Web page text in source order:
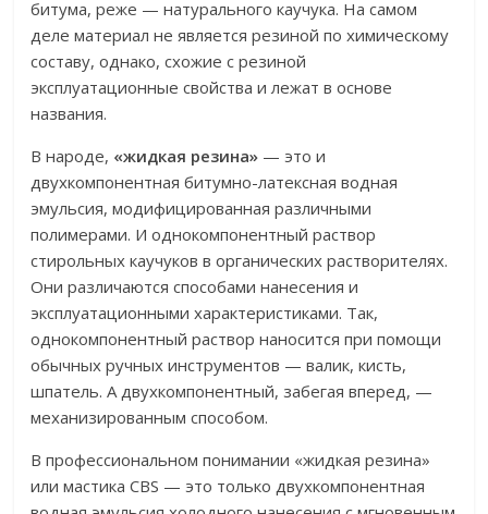
битума, реже — натурального каучука. На самом
деле материал не является резиной по химическому
составу, однако, схожие с резиной
эксплуатационные свойства и лежат в основе
названия.
В народе, «жидкая резина» — это и
двухкомпонентная битумно-латексная водная
эмульсия, модифицированная различными
полимерами. И однокомпонентный раствор
стирольных каучуков в органических растворителях.
Они различаются способами нанесения и
эксплуатационными характеристиками. Так,
однокомпонентный раствор наносится при помощи
обычных ручных инструментов — валик, кисть,
шпатель. А двухкомпонентный, забегая вперед, —
механизированным способом.
В профессиональном понимании «жидкая резина»
или мастика CBS — это только двухкомпонентная